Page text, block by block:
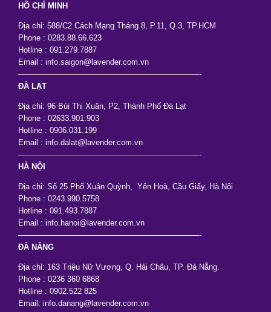
HỒ CHÍ MINH
Địa chỉ: 588/C2 Cách Mạng Tháng 8, P.11, Q.3, TP.HCM
Phone : 0283.88.66.623
Hotline : 091.279.7887
Email : info.saigon@lavender.com.vn
———————————————————————-
ĐÀ LẠT
Địa chỉ: 96 Bùi Thị Xuân, P2, Thành Phố Đà Lạt
Phone : 02633.901.903
Hotline : 0906.031.199
Email : info.dalat@lavender.com.vn
———————————————————————-
HÀ NỘI
Địa chỉ: Số 25 Phố Xuân Quỳnh, Yên Hoà, Cầu Giấy, Hà Nội
Phone : 0243.990.5758
Hotline : 091.493.7887
Email : info.hanoi@lavender.com.vn
———————————————————————-
ĐÀ NẴNG
Địa chỉ: 163 Triệu Nữ Vương, Q. Hải Châu, TP. Đà Nẵng.
Phone : 0236 360 6868
Hotline : 0902.522 825
Email: info.danang@lavender.com.vn